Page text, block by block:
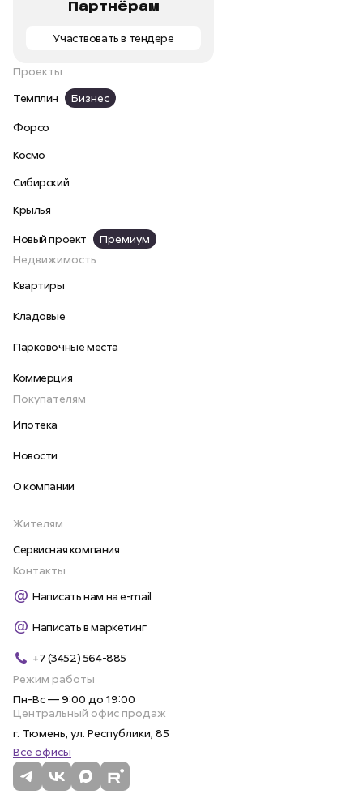
Партнёрам
Участвовать в тендере
Проекты
Темплин
Бизнес
Форсо
Космо
Сибирский
Крылья
Новый проект
Премиум
Недвижимость
Квартиры
Кладовые
Парковочные места
Коммерция
Покупателям
Ипотека
Новости
О компании
Жителям
Сервисная компания
Контакты
Написать нам на e-mail
Написать в маркетинг
+7 (3452) 564-885
Режим работы
Пн-Вс — 9:00 до 19:00
Центральный офис продаж
г. Тюмень, ул. Республики, 85
Все офисы